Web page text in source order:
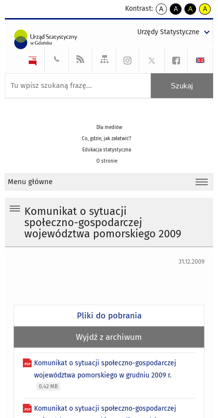
Kontrast:
A
kontrast
A
kontrast
tekst
czarnym
A
kontrast
tekst
czarnym
A
tekst
żółtym
Urzędy Statystyczne
Dla mediów
Co, gdzie, jak załatwić?
Edukacja statystyczna
O stronie
Menu główne
Komunikat o sytuacji
społeczno-gospodarczej
województwa pomorskiego 2009
31.12.2009
Pliki do pobrania
Wyjdź z archiwum
Komunikat o sytuacji społeczno-gospodarczej
województwa pomorskiego w grudniu 2009 r.
0.42 MB
Komunikat o sytuacji społeczno-gospodarczej